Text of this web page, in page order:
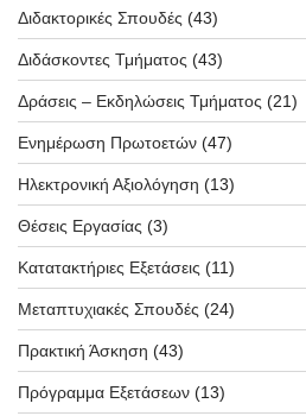
Διδακτορικές Σπουδές (43)
Διδάσκοντες Τμήματος (43)
Δράσεις – Εκδηλώσεις Τμήματος (21)
Ενημέρωση Πρωτοετών (47)
Ηλεκτρονική Αξιολόγηση (13)
Θέσεις Εργασίας (3)
Κατατακτήριες Εξετάσεις (11)
Μεταπτυχιακές Σπουδές (24)
Πρακτική Άσκηση (43)
Πρόγραμμα Εξετάσεων (13)